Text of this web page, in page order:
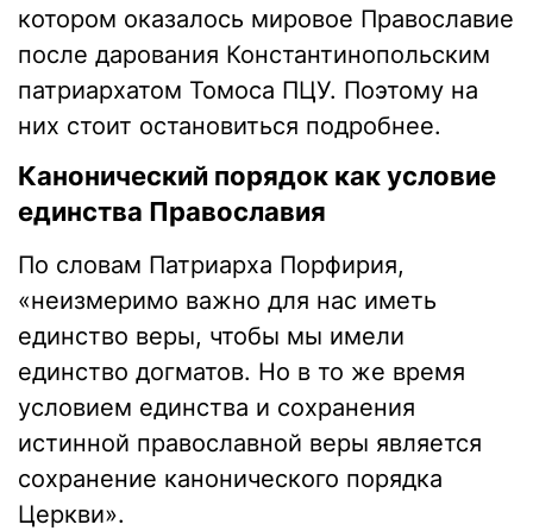
котором оказалось мировое Православие
после дарования Константинопольским
патриархатом Томоса ПЦУ. Поэтому на
них стоит остановиться подробнее.
Канонический порядок как условие
единства Православия
По словам Патриарха Порфирия,
«неизмеримо важно для нас иметь
единство веры, чтобы мы имели
единство догматов. Но в то же время
условием единства и сохранения
истинной православной веры является
сохранение канонического порядка
Церкви».